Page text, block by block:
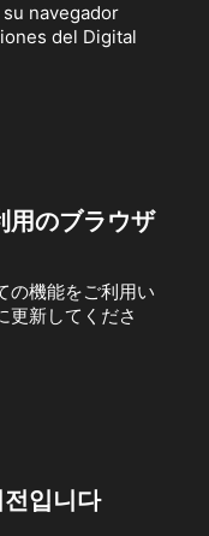
navegador
del Digital
用のブラウザ
の機能をご利用い
更新してくださ
입니다